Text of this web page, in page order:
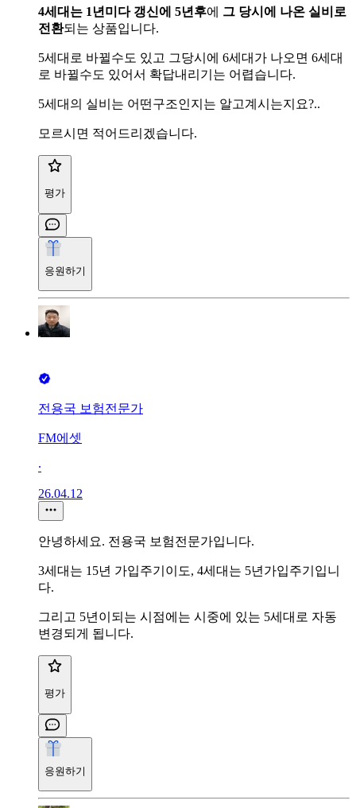
4세대는 1년미다 갱신에 5년후에 그 당시에 나온 실비로
전환되는 상품입니다.
5세대로 바뀔수도 있고 그당시에 6세대가 나오면 6세대
로 바뀔수도 있어서 확답내리기는 어렵습니다.
5세대의 실비는 어떤구조인지는 알고계시는지요?..
모르시면 적어드리겠습니다.
평가
응원하기
전용국 보험전문가
FM에셋
∙
26.04.12
안녕하세요. 전용국 보험전문가입니다.
3세대는 15년 가입주기이도, 4세대는 5년가입주기입니
다.
그리고 5년이되는 시점에는 시중에 있는 5세대로 자동
변경되게 됩니다.
평가
응원하기